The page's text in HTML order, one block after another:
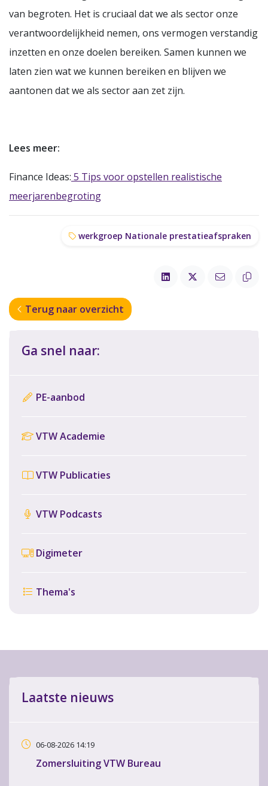
van begroten. Het is cruciaal dat we als sector onze
verantwoordelijkheid nemen, ons vermogen verstandig
inzetten en onze doelen bereiken. Samen kunnen we
laten zien wat we kunnen bereiken en blijven we
aantonen dat we als sector aan zet zijn.
Lees meer:
Finance Ideas: 5 Tips voor opstellen realistische
meerjarenbegroting
werkgroep Nationale prestatieafspraken
Terug naar overzicht
Ga snel naar:
PE-aanbod
VTW Academie
VTW Publicaties
VTW Podcasts
Digimeter
Thema's
Laatste nieuws
06-08-2026 14:19
Zomersluiting VTW Bureau